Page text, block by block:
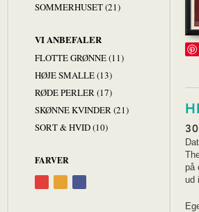
SOMMERHUSET (21)
VI ANBEFALER
FLOTTE GRØNNE (11)
HØJE SMALLE (13)
RØDE PERLER (17)
SKØNNE KVINDER (21)
SORT & HVID (10)
FARVER
på
ud